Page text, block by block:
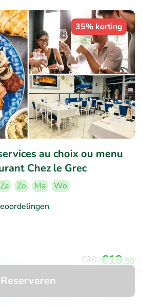
Reserveren
35% korting
au choix ou menu
Chez le Grec
Za Zo Ma
Wo
€30 €19,50